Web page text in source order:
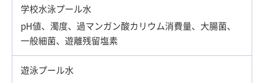
学校水泳プール水
pH値、濁度、過マンガン酸カリウム消費量、大腸菌、
一般細菌、遊離残留塩素
遊泳プール水